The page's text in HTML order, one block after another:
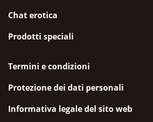
Chat erotica
Prodotti speciali
Termini e condizioni
Protezione dei dati personali
Informativa legale del sito web